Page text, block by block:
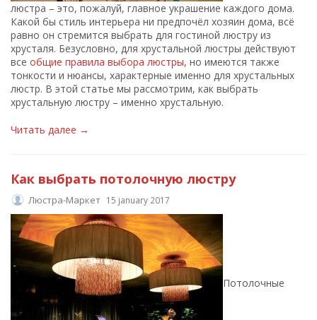
люстра – это, пожалуй, главное украшение каждого дома.
Какой бы стиль интерьера ни предпочёл хозяин дома, всё
равно он стремится выбрать для гостиной люстру из
хрусталя. Безусловно, для хрустальной люстры действуют
все общие правила выбора люстры, но имеются также
тонкости и нюансы, характерные именно для хрустальных
люстр. В этой статье мы рассмотрим, как выбрать
хрустальную люстру – именно хрустальную.
Читать далее →
Как выбрать потолочную люстру
Люстра-Маркет 15 january 2017
Потолочные